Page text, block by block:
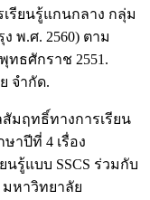
รียนรู้แกนกลาง กลุ่ม
พ.ศ. 2560) ตาม
ธศักราช 2551.
จำกัด.
มฤทธิ์ทางการเรียน
าปีที่ 4 เรื่อง
นรู้แบบ SSCS ร่วมกับ
หาวิทยาลัย